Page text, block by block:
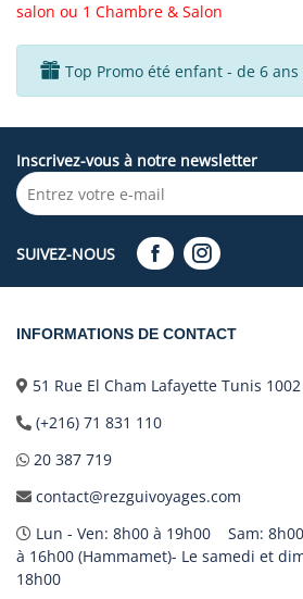
salon ou 1 Chambre & Salon
Top Promo été enfant - de 6
Inscrivez-vous à notre newsletter
SUIVEZ-NOUS
INFORMATIONS DE CONTACT
51 Rue El Cham Lafayette Tunis
(+216) 71 831 110
20 387 719
contact@rezguivoyages.com
Lun - Ven: 8h00 à 19h00 Sam:
à 16h00 (Hammamet)- Le samedi et
18h00